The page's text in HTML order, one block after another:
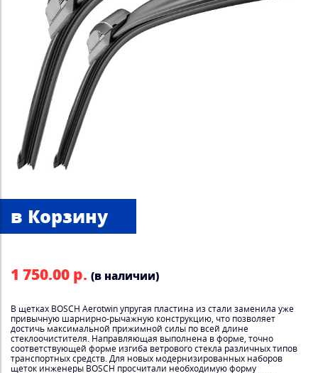
1 750.00 р. (в наличии)
В щетках BOSCH Aerotwin упругая пластина из стали заменила уже
привычную шарнирно-рычажную конструкцию, что позволяет
достичь максимальной прижимной силы по всей длине
стеклоочистителя. Направляющая выполнена в форме, точно
соответствующей форме изгиба ветрового стекла различных типов
транспортных средств. Для новых модернизированных наборов
щеток инженеры BOSCH просчитали необходимую форму